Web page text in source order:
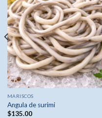
MARISCOS
Angula de surimi
$135.00